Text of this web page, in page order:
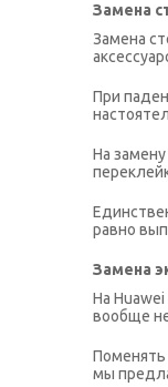
Замена
Замена
При
На
равно
Замена
На
вообще
Поменять
мы